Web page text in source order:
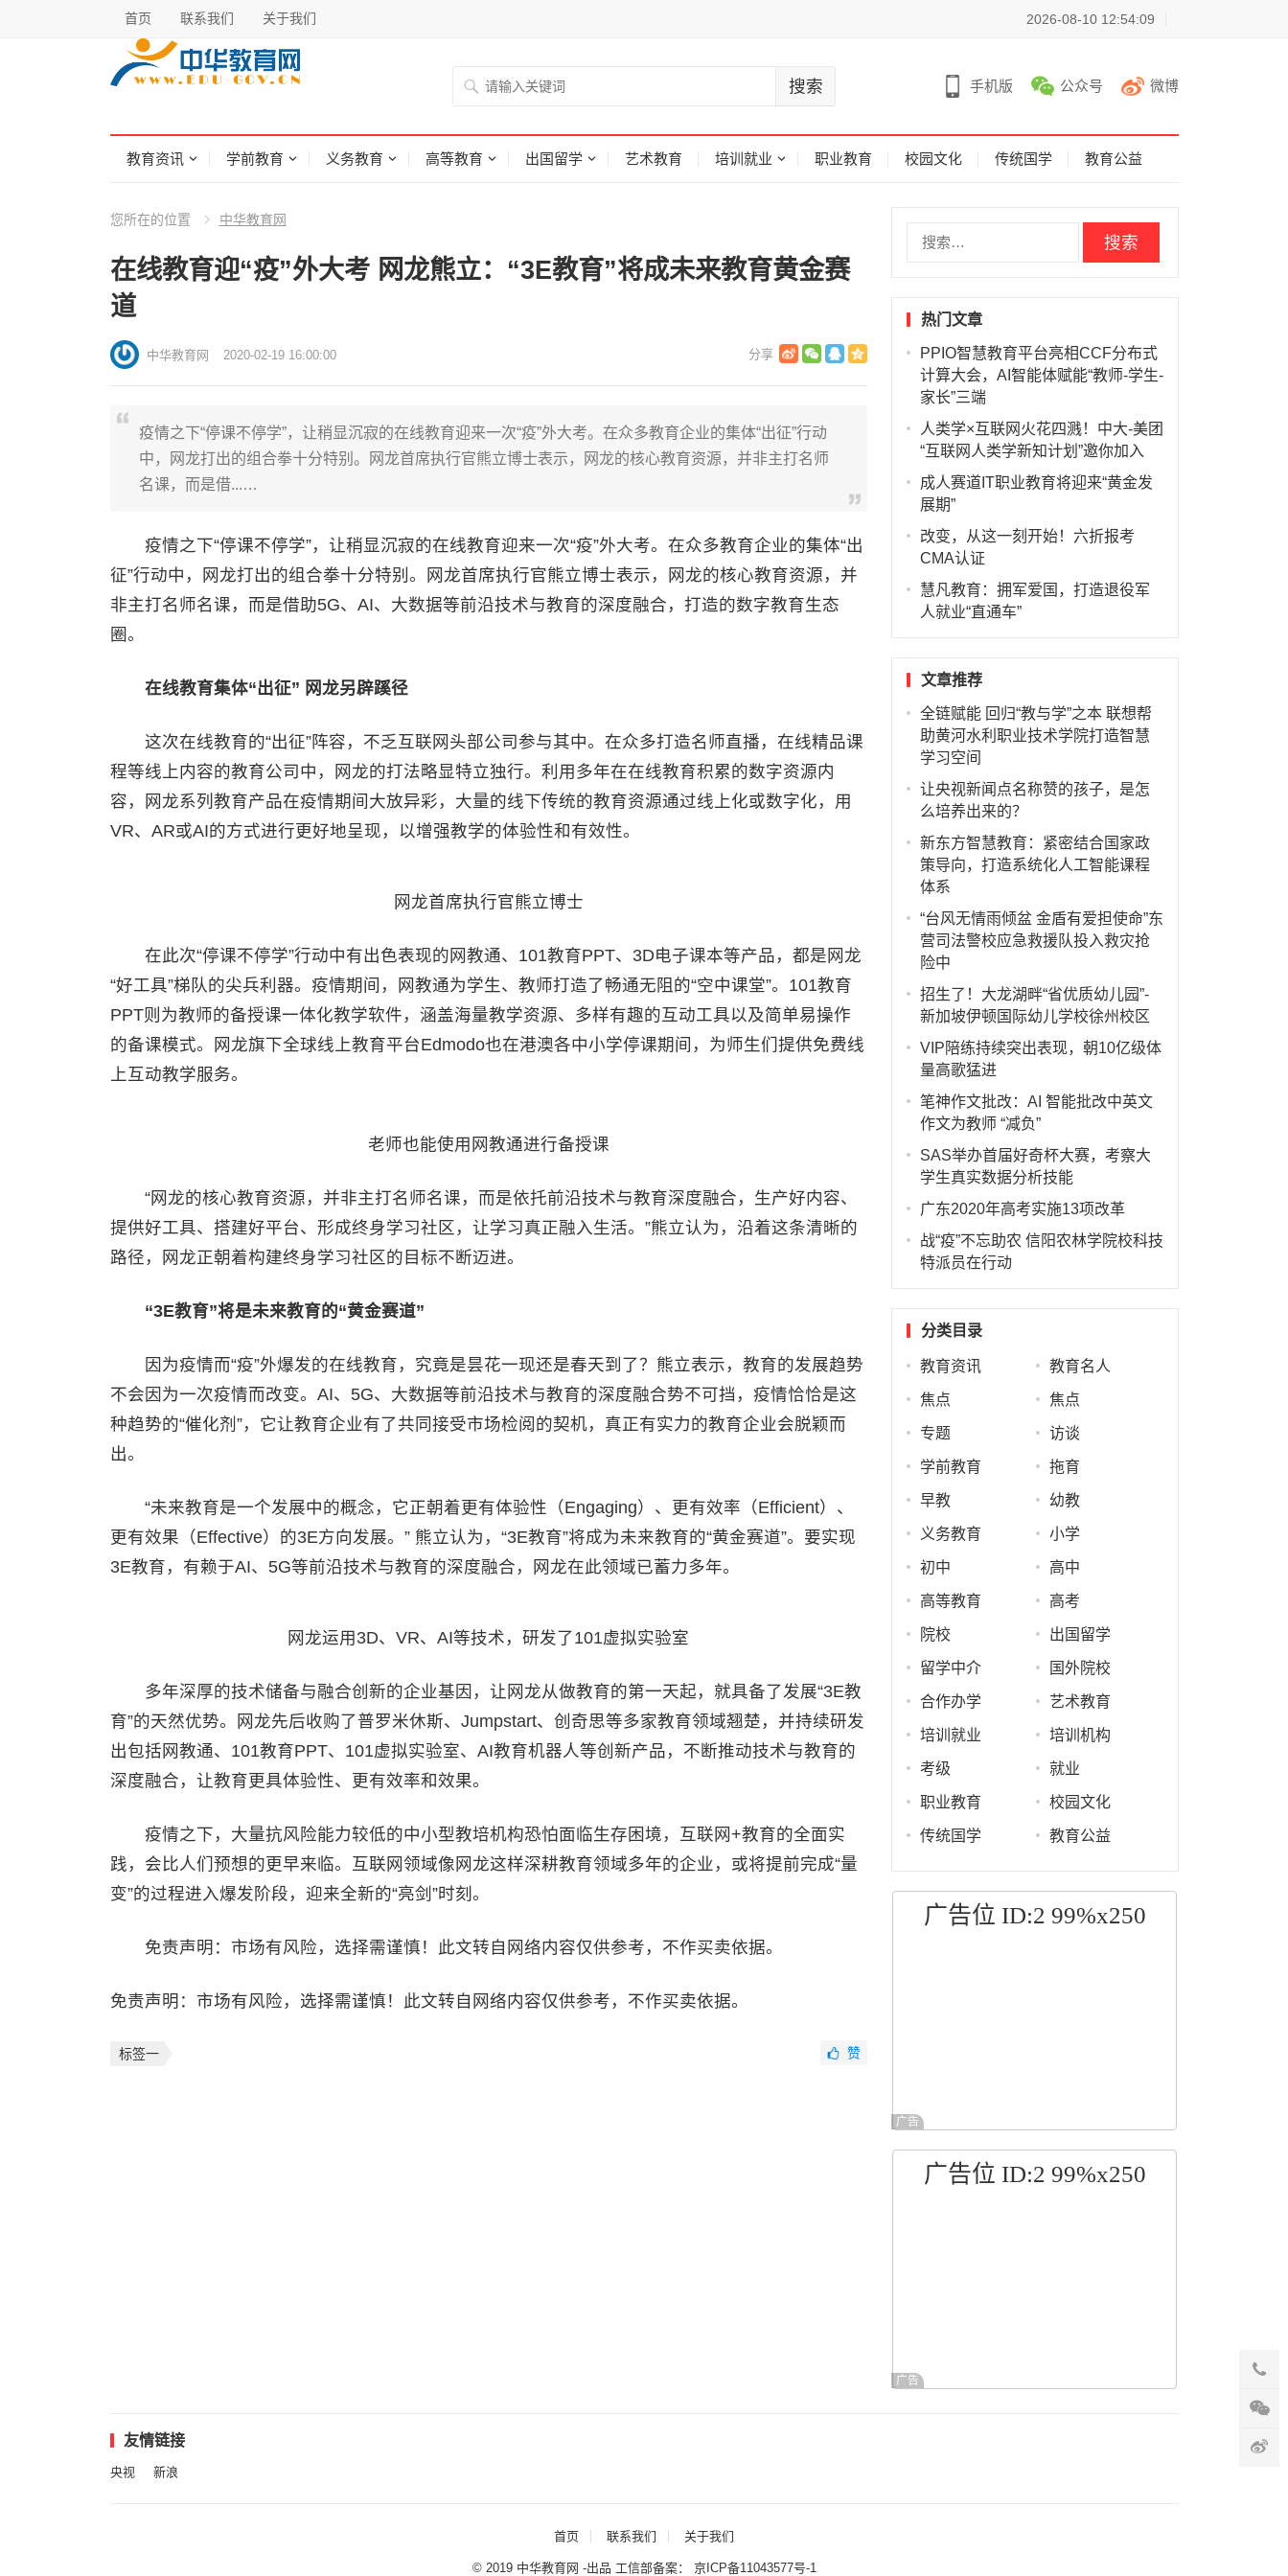
首页 联系我们 关于我们 2026-08-10 12:54:09
手机版 公众号 微博
教育资讯 学前教育 义务教育 高等教育 出国留学 艺术教育 培训就业 职业教育 校园文化 传统国学 教育公益
您所在的位置 中华教育网
在线教育迎“疫”外大考 网龙熊立：“3E教育”将成未来教育黄金赛
道
中华教育网 2020-02-19 16:00:00
疫情之下“停课不停学”，让稍显沉寂的在线教育迎来一次“疫”外大考。在众多教育企业的集体“出征”行动
中，网龙打出的组合拳十分特别。网龙首席执行官熊立博士表示，网龙的核心教育资源，并非主打名师
名课，而是借...…
疫情之下“停课不停学”，让稍显沉寂的在线教育迎来一次“疫”外大考。在众多教育企业的集体“出
征”行动中，网龙打出的组合拳十分特别。网龙首席执行官熊立博士表示，网龙的核心教育资源，并
非主打名师名课，而是借助5G、AI、大数据等前沿技术与教育的深度融合，打造的数字教育生态
圈。
在线教育集体“出征” 网龙另辟蹊径
这次在线教育的“出征”阵容，不乏互联网头部公司参与其中。在众多打造名师直播，在线精品课
程等线上内容的教育公司中，网龙的打法略显特立独行。利用多年在在线教育积累的数字资源内
容，网龙系列教育产品在疫情期间大放异彩，大量的线下传统的教育资源通过线上化或数字化，用
VR、AR或AI的方式进行更好地呈现，以增强教学的体验性和有效性。
网龙首席执行官熊立博士
在此次“停课不停学”行动中有出色表现的网教通、101教育PPT、3D电子课本等产品，都是网龙
“好工具”梯队的尖兵利器。疫情期间，网教通为学生、教师打造了畅通无阻的“空中课堂”。101教育
PPT则为教师的备授课一体化教学软件，涵盖海量教学资源、多样有趣的互动工具以及简单易操作
的备课模式。网龙旗下全球线上教育平台Edmodo也在港澳各中小学停课期间，为师生们提供免费线
上互动教学服务。
老师也能使用网教通进行备授课
“网龙的核心教育资源，并非主打名师名课，而是依托前沿技术与教育深度融合，生产好内容、
提供好工具、搭建好平台、形成终身学习社区，让学习真正融入生活。”熊立认为，沿着这条清晰的
路径，网龙正朝着构建终身学习社区的目标不断迈进。
“3E教育”将是未来教育的“黄金赛道”
因为疫情而“疫”外爆发的在线教育，究竟是昙花一现还是春天到了？熊立表示，教育的发展趋势
不会因为一次疫情而改变。AI、5G、大数据等前沿技术与教育的深度融合势不可挡，疫情恰恰是这
种趋势的“催化剂”，它让教育企业有了共同接受市场检阅的契机，真正有实力的教育企业会脱颖而
出。
“未来教育是一个发展中的概念，它正朝着更有体验性（Engaging）、更有效率（Efficient）、
更有效果（Effective）的3E方向发展。” 熊立认为，“3E教育”将成为未来教育的“黄金赛道”。要实现
3E教育，有赖于AI、5G等前沿技术与教育的深度融合，网龙在此领域已蓄力多年。
网龙运用3D、VR、AI等技术，研发了101虚拟实验室
多年深厚的技术储备与融合创新的企业基因，让网龙从做教育的第一天起，就具备了发展“3E教
育”的天然优势。网龙先后收购了普罗米休斯、Jumpstart、创奇思等多家教育领域翘楚，并持续研发
出包括网教通、101教育PPT、101虚拟实验室、AI教育机器人等创新产品，不断推动技术与教育的
深度融合，让教育更具体验性、更有效率和效果。
疫情之下，大量抗风险能力较低的中小型教培机构恐怕面临生存困境，互联网+教育的全面实
践，会比人们预想的更早来临。互联网领域像网龙这样深耕教育领域多年的企业，或将提前完成“量
变”的过程进入爆发阶段，迎来全新的“亮剑”时刻。
免责声明：市场有风险，选择需谨慎！此文转自网络内容仅供参考，不作买卖依据。
免责声明：市场有风险，选择需谨慎！此文转自网络内容仅供参考，不作买卖依据。
标签一 赞
热门文章
PPIO智慧教育平台亮相CCF分布式
计算大会，AI智能体赋能“教师-学生-
家长”三端
人类学×互联网火花四溅！中大-美团
“互联网人类学新知计划”邀你加入
成人赛道IT职业教育将迎来“黄金发
展期”
改变，从这一刻开始！六折报考
CMA认证
慧凡教育：拥军爱国，打造退役军
人就业“直通车”
文章推荐
全链赋能 回归“教与学”之本 联想帮
助黄河水利职业技术学院打造智慧
学习空间
让央视新闻点名称赞的孩子，是怎
么培养出来的？
新东方智慧教育：紧密结合国家政
策导向，打造系统化人工智能课程
体系
“台风无情雨倾盆 金盾有爱担使命”东
营司法警校应急救援队投入救灾抢
险中
招生了！大龙湖畔“省优质幼儿园”-
新加坡伊顿国际幼儿学校徐州校区
VIP陪练持续突出表现，朝10亿级体
量高歌猛进
笔神作文批改：AI 智能批改中英文
作文为教师 “减负”
SAS举办首届好奇杯大赛，考察大
学生真实数据分析技能
广东2020年高考实施13项改革
战“疫”不忘助农 信阳农林学院校科技
特派员在行动
分类目录
教育资讯 教育名人
焦点 焦点
专题 访谈
学前教育 拖育
早教 幼教
义务教育 小学
初中 高中
高等教育 高考
院校 出国留学
留学中介 国外院校
合作办学 艺术教育
培训就业 培训机构
考级 就业
职业教育 校园文化
传统国学 教育公益
广告位 ID:2 99%x250
广告
广告位 ID:2 99%x250
广告
友情链接
央视 新浪
首页 联系我们 关于我们
© 2019 中华教育网 -出品 工信部备案： 京ICP备11043577号-1